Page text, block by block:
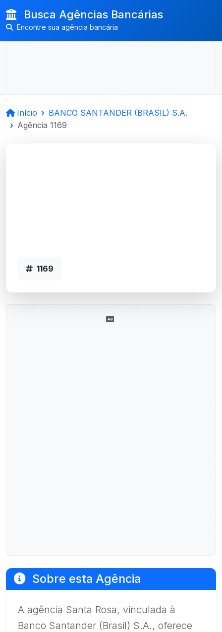
Busca Agências Bancárias
Encontre sua agência bancária
Início
BANCO SANTANDER (BRASIL) S.A.
Agência 1169
1169
Sobre esta Agência
A agência Santa Rosa, vinculada à
Banco Santander (Brasil) S.A., oferece